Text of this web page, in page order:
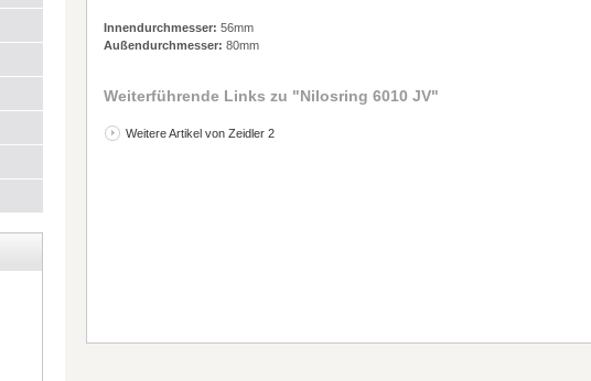
Innendurchmesser: 56mm
Außendurchmesser: 80mm
Weiterführende Links zu "Nilosring 6010 JV"
Weitere Artikel von Zeidler 2